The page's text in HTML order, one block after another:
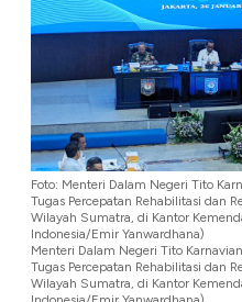
Foto: Menteri Dalam Negeri Tito
Tugas Percepatan Rehabilitasi dan
Wilayah Sumatra, di Kantor
Indonesia/Emir Yanwardhana)
Menteri Dalam Negeri Tito
Tugas Percepatan Rehabilitasi dan
Wilayah Sumatra, di Kantor